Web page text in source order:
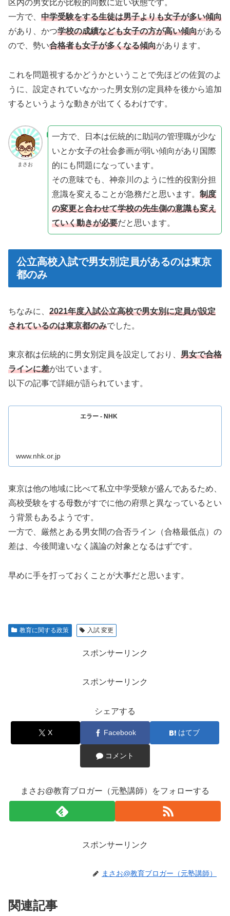
区内の男女比が比較的同数に近い状態です。
一方で、 中学受験をする生徒は男子よりも女子が多い傾向
があり、かつ学校の成績なども女子の方が高い傾向がある
ので、勢い合格者も女子が多くなる傾向があります。
これを問題視するかどうかということで先ほどの佐賀のよ
うに、設定されていなかった男女別の定員枠を後から追加
するというような動きが出てくるわけです。
まさお
一方で、日本は伝統的に助詞の管理職が少な
いとか女子の社会参画が弱い傾向があり国際
的にも問題になっています。
その意味でも、神奈川のように性的役割分担
意識を変えることが急務だと思います。 制度
の変更と合わせて学校の先生側の意識も変え
ていく動きが必要だと思います。
公立高校入試で男女別定員があるのは東京
都のみ
ちなみに、 2021年度入試公立高校で男女別に定員が設定
されているのは東京都のみでした。
東京都は伝統的に男女別定員を設定しており、 男女で合格
ラインに差が出ています。
以下の記事で詳細が語られています。
エラー - NHK
www.nhk.or.jp
東京は他の地域に比べて私立中学受験が盛んであるため、
高校受験をする母数がすでに他の府県と異なっているとい
う背景もあるようです。
一方で、厳然とある男女間の合否ライン（合格最低点）の
差は、今後間違いなく議論の対象となるはずです。
早めに手を打っておくことが大事だと思います。
教育に関する政策 入試 変更
スポンサーリンク
スポンサーリンク
シェアする
X Facebook はてブ
コメント
まさお@教育ブロガー（元塾講師）をフォローする
スポンサーリンク
まさお@教育ブロガー（元塾講師）
関連記事